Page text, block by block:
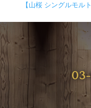
【山桜 シングルモル